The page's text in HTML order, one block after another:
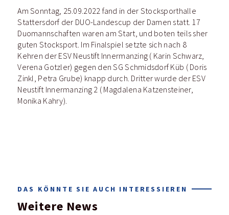
Am Sonntag, 25.09.2022 fand in der Stocksporthalle
Stattersdorf der DUO-Landescup der Damen statt. 17
Duomannschaften waren am Start, und boten teils sher
guten Stocksport. Im Finalspiel setzte sich nach 8
Kehren der ESV Neustift Innermanzing ( Karin Schwarz,
Verena Gotzler) gegen den SG Schmidsdorf Küb ( Doris
Zinkl, Petra Grube) knapp durch. Dritter wurde der ESV
Neustift Innermanzing 2 ( Magdalena Katzensteiner,
Monika Kahry).
DAS KÖNNTE SIE AUCH INTERESSIEREN
Weitere News